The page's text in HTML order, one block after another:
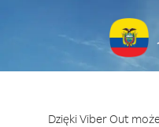
Dzięki Viber Out